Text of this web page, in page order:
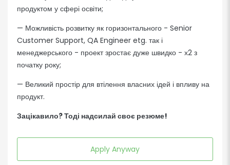
продуктом у сфері освіти;
— Можливість розвитку як горизонтального - Senior
Customer Support, QA Engineer etg. так і
менеджерського - проект зростає дуже швидко - х2 з
початку року;
— Великий простір для втілення власних ідей і впливу на
продукт.
Зацікавило? Тоді надсилай своє резюме!
Apply Anyway